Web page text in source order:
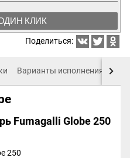
КЛИК
Поделиться:
Варианты исполнения
Fumagalli Globe 250
250